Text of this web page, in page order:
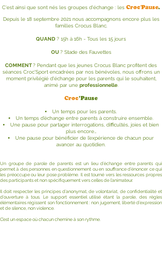
C'est ainsi que sont nés les groupes d'échange : les Croc'Pause.
Depuis le 18 septembre 2021 nous accompagnons encore plus les
familles Crocus Blanc.
QUAND ? 15h à 16h - Tous les 15 jours
OU ? Stade des Fauvettes
COMMENT? Pendant que les jeunes Crocus Blanc profitent des
séances Croc'Sport encadrées par nos bénévoles, nous offrons un
moment privilégié d'échange pour les parents qui le souhaitent,
animé par une professionnelle.
Croc’Pause
Un temps pour les parents.
Un temps d’échange entre parents à construire ensemble.
Une pause pour partager interrogations, difficultés, joies et bien
plus encore…
Une pause pour bénéficier de l’expérience de chacun pour
avancer au quotidien.
Un groupe de parole de parents est un lieu d’échange entre parents qui
permet à des personnes en questionnement ou en souffrance d’énoncer ce qui
les préoccupe ou leur pose problème. Il est tourné vers les ressources propres
des participants et non spécifiquement vers celles de l’animateur.
Il doit respecter les principes d’anonymat, de volontariat, de confidentialité et
d’ouverture à tous. Le support essentiel utilisé étant la parole, des règles
élémentaires régissent son fonctionnement : non jugement, liberté d’expression
et de silence, non violence.
C’est un espace où chacun chemine à son rythme.